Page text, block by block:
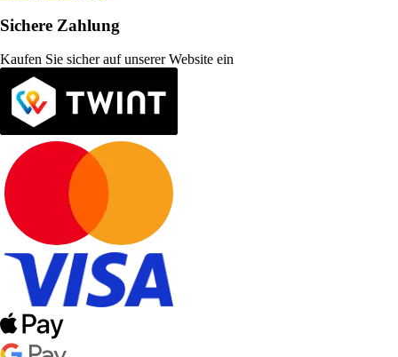
Sichere Zahlung
Kaufen Sie sicher auf unserer Website ein